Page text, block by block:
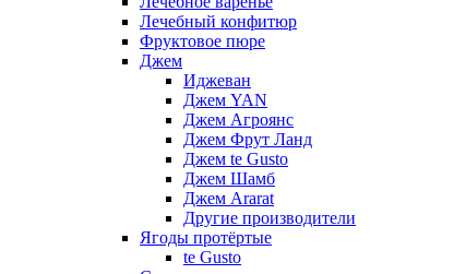
Лечебный конфитюр
Фруктовое пюре
Джем
Иджеван
Джем YAN
Джем Агроянс
Джем Фрут Ланд
Джем te Gusto
Джем Шамб
Джем Ararat
Другие производители
Ягоды протёртые
te Gusto